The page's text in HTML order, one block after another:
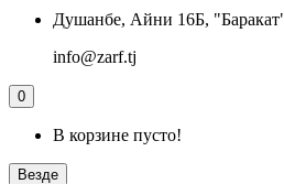
Душанбе, Айни 16Б,
info@zarf.tj
0
В корзине пусто!
Везде